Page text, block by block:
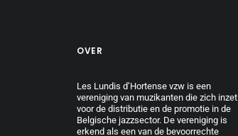
OVER
Les Lundis d’Hortense vzw is een
vereniging van muzikanten die zich inzet
voor de distributie en de promotie in de
Belgische jazzsector. De vereniging is
erkend als een van de bevoorrechte